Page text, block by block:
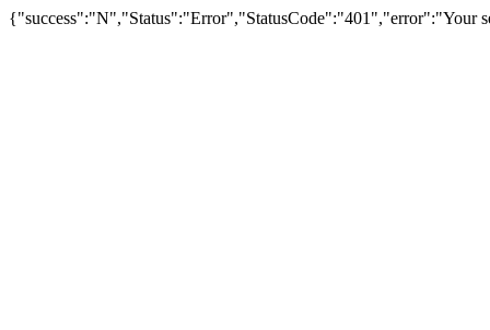
{"success":"N","Status":"Error","StatusCode":"401","error":"Your